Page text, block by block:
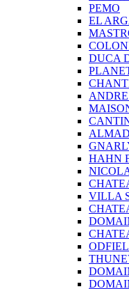
PEMO
EL
DUCA
HAHN
VILLA